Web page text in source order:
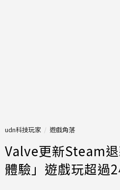
udn科技玩家 遊戲角落
Valve更新Steam
體驗」遊戲玩超過